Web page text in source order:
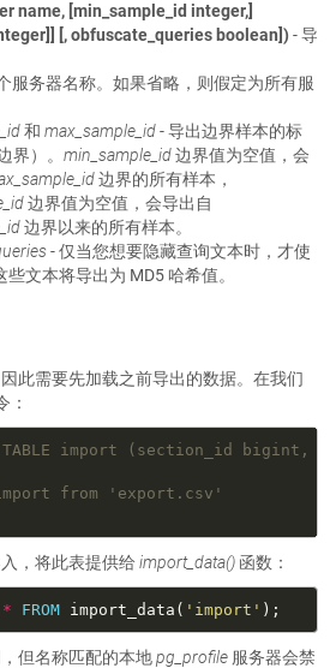
name, [min_sample_id integer,]
[, obfuscate_queries boolean]) - 导
服务器名称。如果省略，则假定为所有服
和 max_sample_id- 导出边界样本的标
界）。 min_sample_id边界值为空值，会
边界的所有样本，
边界值为空值，会导出自
边界以来的所有样本。
- 仅当您想要隐藏查询文本时，才使
些文本将导出为 MD5 哈希值。
此需要先加载之前导出的数据。在我们
：
TABLE import (section_id bigint,
from 'export.csv'
，将此表提供给import_data() 函数：
* FROM import_data( 'import'
但名称匹配的本地pg_profile 服务器会禁